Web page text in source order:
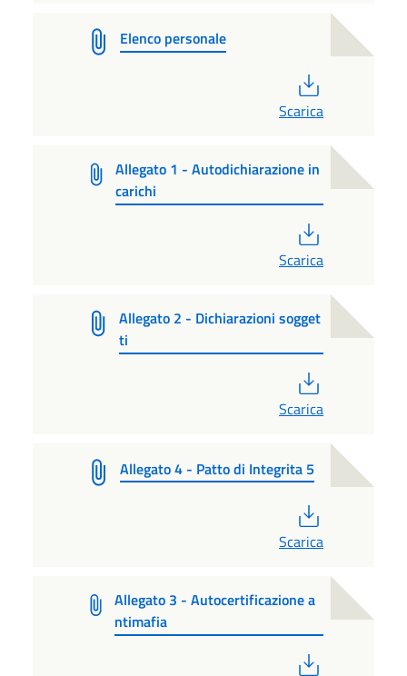
Elenco personale
Scarica
Allegato 1 - Autodichiarazione in
carichi
Scarica
Allegato 2 - Dichiarazioni sogget
ti
Scarica
Allegato 4 - Patto di Integrita 5
Scarica
Allegato 3 - Autocertificazione a
ntimafia